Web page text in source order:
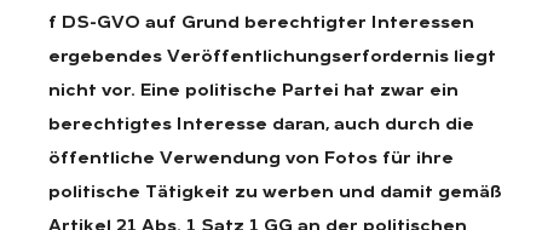
f DS-GVO auf Grund berechtigter Interessen
ergebendes Veröffentlichungserfordernis liegt
nicht vor. Eine politische Partei hat zwar ein
berechtigtes Interesse daran, auch durch die
öffentliche Verwendung von Fotos für ihre
politische Tätigkeit zu werben und damit gemäß